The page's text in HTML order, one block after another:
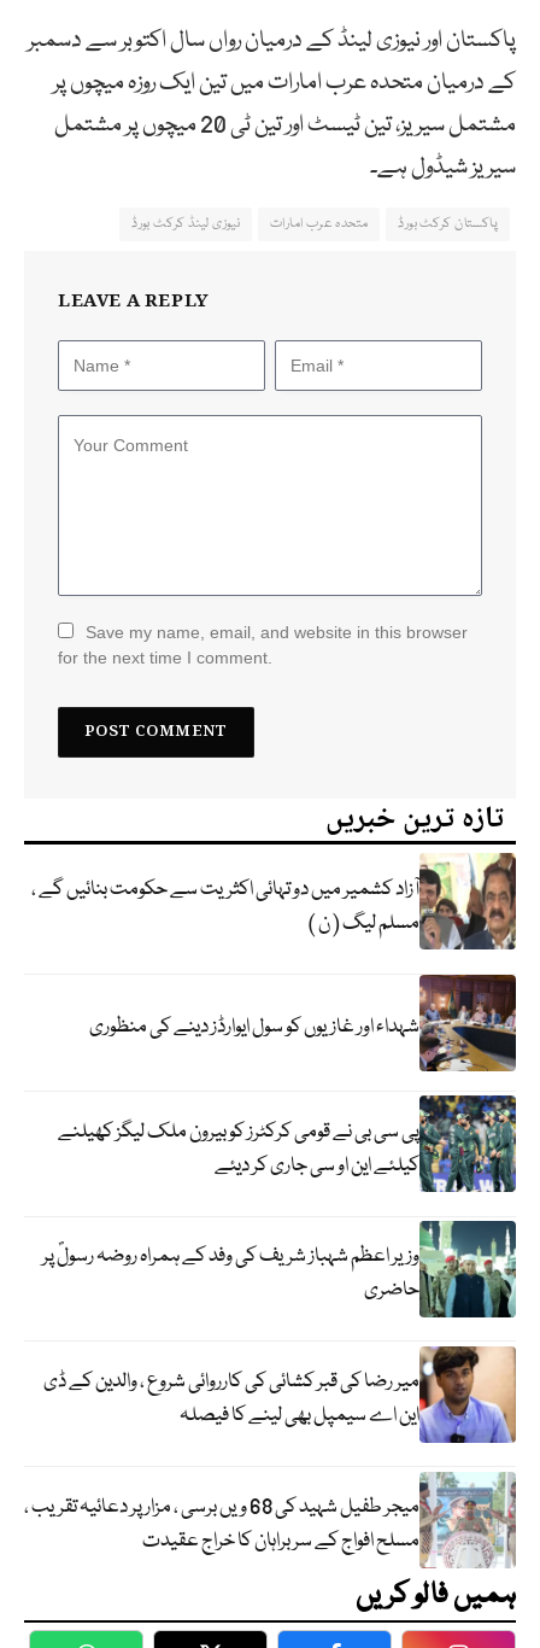
پاکستان اور نیوزی لینڈ کے درمیان رواں سال اکتوبر سے دسمبر
کے درمیان متحدہ عرب امارات میں تین ایک روزہ میچوں پر
مشتمل سیریز، تین ٹیسٹ اور تین ٹی 20 میچوں پر مشتمل
سیریز شیڈول ہے۔
پاکستان کرکٹ بورڈ متحدہ عرب امارات نیوزی لینڈ کرکٹ بورڈ
LEAVE A REPLY
Save my name, email, and website in this browser
for the next time I comment.
تازہ ترین خبریں
آزاد کشمیر میں دو تہائی اکثریت سے حکومت بنائیں گے ،
مسلم لیگ ( ن )
شہداء اور غازیوں کو سول ایوارڈز دینے کی منظوری
پی سی بی نے قومی کرکٹرز کو بیرون ملک لیگز کھیلنے
کیلئے این او سی جاری کر دیئے
وزیر اعظم شہباز شریف کی وفد کے ہمراہ روضہ رسولؐ پر
حاضری
میر رضا کی قبر کشائی کی کارروائی شروع ، والدین کے ڈی
این اے سیمپل بھی لینے کا فیصلہ
میجر طفیل شہید کی 68 ویں برسی ، مزار پر دعائیہ تقریب ،
مسلح افواج کے سربراہان کا خراج عقیدت
ہمیں فالو کریں